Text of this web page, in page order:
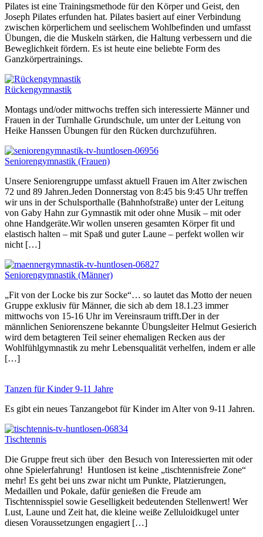
Pilates ist eine Trainingsmethode für den Körper und Geist, den
Joseph Pilates erfunden hat. Pilates basiert auf einer Verbindung
zwischen körperlichem und seelischem Wohlbefinden und umfasst
Übungen, die die Muskeln stärken, die Haltung verbessern und die
Beweglichkeit fördern. Es ist heute eine beliebte Form des
Ganzkörpertrainings.
Rückengymnastik
Montags und/oder mittwochs treffen sich interessierte Männer und
Frauen in der Turnhalle Grundschule, um unter der Leitung von
Heike Hanssen Übungen für den Rücken durchzuführen.
Seniorengymnastik (Frauen)
Unsere Seniorengruppe umfasst aktuell Frauen im Alter zwischen
72 und 89 Jahren.Jeden Donnerstag von 8:45 bis 9:45 Uhr treffen
wir uns in der Schulsporthalle (Bahnhofstraße) unter der Leitung
von Gaby Hahn zur Gymnastik mit oder ohne Musik – mit oder
ohne Handgeräte.Wir wollen unseren gesamten Körper fit und
elastisch halten – mit Spaß und guter Laune – perfekt wollen wir
nicht […]
Seniorengymnastik (Männer)
„Fit von der Locke bis zur Socke“… so lautet das Motto der neuen
Gruppe exklusiv für Männer, die sich ab dem 18.1.23 immer
mittwochs von 15-16 Uhr im Vereinsraum trifft.Der in der
männlichen Seniorenszene bekannte Übungsleiter Helmut Gesierich
wird dem betagteren Teil seiner ehemaligen Recken aus der
Wohlfühlgymnastik zu mehr Lebensqualität verhelfen, indem er alle
[…]
Tanzen für Kinder 9-11 Jahre
Es gibt ein neues Tanzangebot für Kinder im Alter von 9-11 Jahren.
Tischtennis
Die Gruppe freut sich über den Besuch von Interessierten mit oder
ohne Spielerfahrung! Huntlosen ist keine „tischtennisfreie Zone“
mehr! Es geht bei uns zwar nicht um Punkte, Platzierungen,
Medaillen und Pokale, dafür genießen die Freude am
Tischtennisspiel sowie Geselligkeit bedeutenden Stellenwert! Wer
Lust, Laune und Zeit hat, die kleine weiße Zelluloidkugel unter
diesen Voraussetzungen engagiert […]